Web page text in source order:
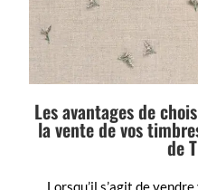
Les avantages de
la vente de vos
de
Lorsqu’il s’agit de